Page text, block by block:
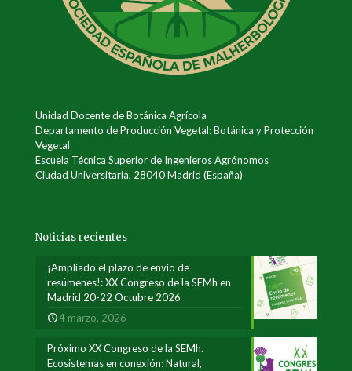
Unidad Docente de Botánica Agrícola
Departamento de Producción Vegetal: Botánica y Protección
Vegetal
Escuela Técnica Superior de Ingenieros Agrónomos
Ciudad Universitaria, 28040 Madrid (España)
Noticias recientes
¡Ampliado el plazo de envío de
resúmenes!: XX Congreso de la SEMh en
Madrid 20-22 Octubre 2026
4 marzo, 2026
Próximo XX Congreso de la SEMh.
Ecosistemas en conexión: Natural,